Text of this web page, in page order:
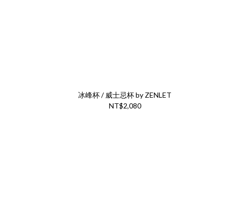
冰峰杯 / 威士忌杯 by ZENLET
NT$2,080